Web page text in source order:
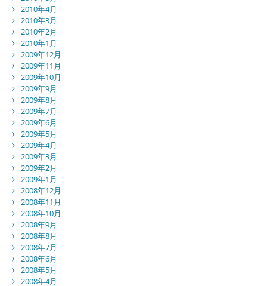
2010年4月
2010年3月
2010年2月
2010年1月
2009年12月
2009年11月
2009年10月
2009年9月
2009年8月
2009年7月
2009年6月
2009年5月
2009年4月
2009年3月
2009年2月
2009年1月
2008年12月
2008年11月
2008年10月
2008年9月
2008年8月
2008年7月
2008年6月
2008年5月
2008年4月